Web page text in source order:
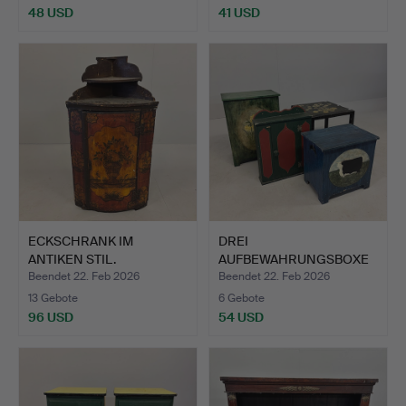
48 USD 41 USD
ECKSCHRANK IM
ANTIKEN STIL.
Beendet 22. Feb 2026
13 Gebote
96 USD
DREI
AUFBEWAHRUNGSBOXE
N FÜR MODERNE
VOLKSK…
Beendet 22. Feb 2026
6 Gebote
54 USD